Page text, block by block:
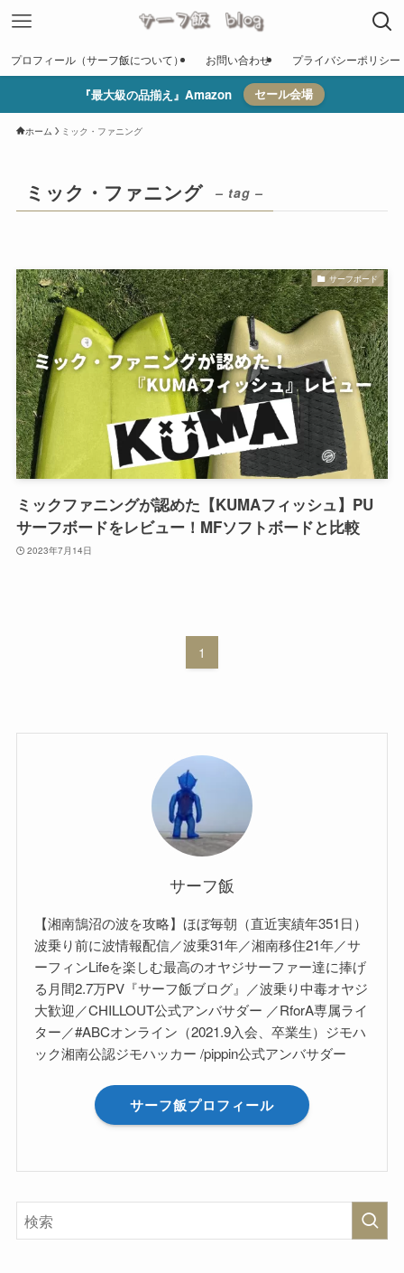
プロフィール（サーフ飯について） お問い合わせ プライバシーポリシー
『最大級の品揃え』Amazon セール会場
ホーム ミック・ファニング
ミック・ファニング – tag –
サーフボード
ミックファニングが認めた【KUMAフィッシュ】PU
サーフボードをレビュー！MFソフトボードと比較
2023年7月14日
1
サーフ飯
【湘南鵠沼の波を攻略】ほぼ毎朝（直近実績年351日）
波乗り前に波情報配信／波乗31年／湘南移住21年／サ
ーフィンLifeを楽しむ最高のオヤジサーファー達に捧げ
る月間2.7万PV『サーフ飯ブログ』／波乗り中毒オヤジ
大歓迎／CHILLOUT公式アンバサダー ／RforA専属ライ
ター／#ABCオンライン（2021.9入会、卒業生）ジモハ
ック湘南公認ジモハッカー /pippin公式アンバサダー
サーフ飯プロフィール